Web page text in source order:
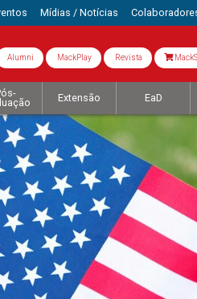
Mídias / Notícias
Alumni MackPlay Revista
Extensão EaD